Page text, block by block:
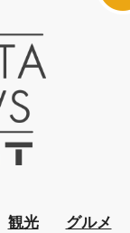
観光 グルメ